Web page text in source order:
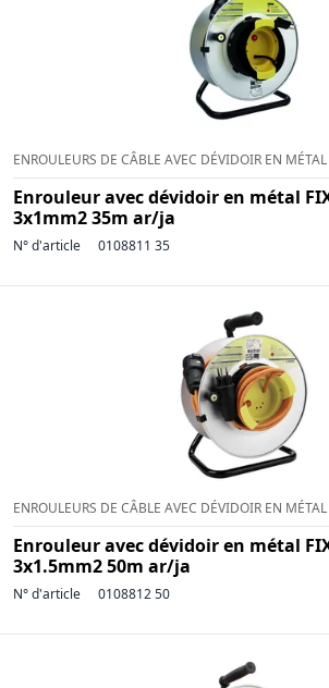
ENROULEURS DE CÂBLE AVEC DÉVIDOIR EN MÉTAL
Enrouleur avec dévidoir en métal FIX
3x1mm2 35m ar/ja
N° d'article 0108811 35
ENROULEURS DE CÂBLE AVEC DÉVIDOIR EN MÉTAL
Enrouleur avec dévidoir en métal FIX
3x1.5mm2 50m ar/ja
N° d'article 0108812 50